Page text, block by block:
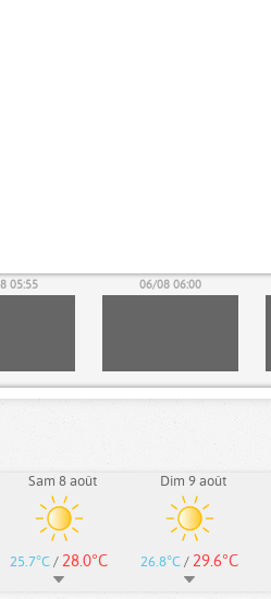
05:55 06/08 06:00
Sam 8 août
25.7°C / 28.0°C
Dim 9 août
26.8°C / 29.6°C